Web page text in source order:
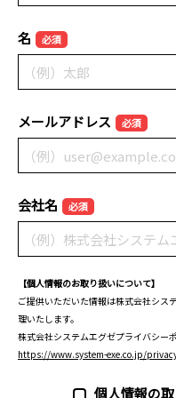
名 必須
メールアドレス 必須
会社名 必須
【個人情報のお取り扱いについて】
ご提供いただいた情報は株式会社シス
理いたします。
株式会社システムエグゼプライバシー
https://www.system-exe.co.jp/
個人情報の